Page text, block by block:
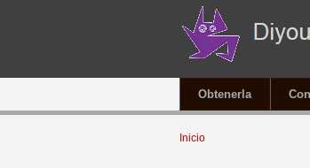
Obtenerla
Se encuentra
Inicio